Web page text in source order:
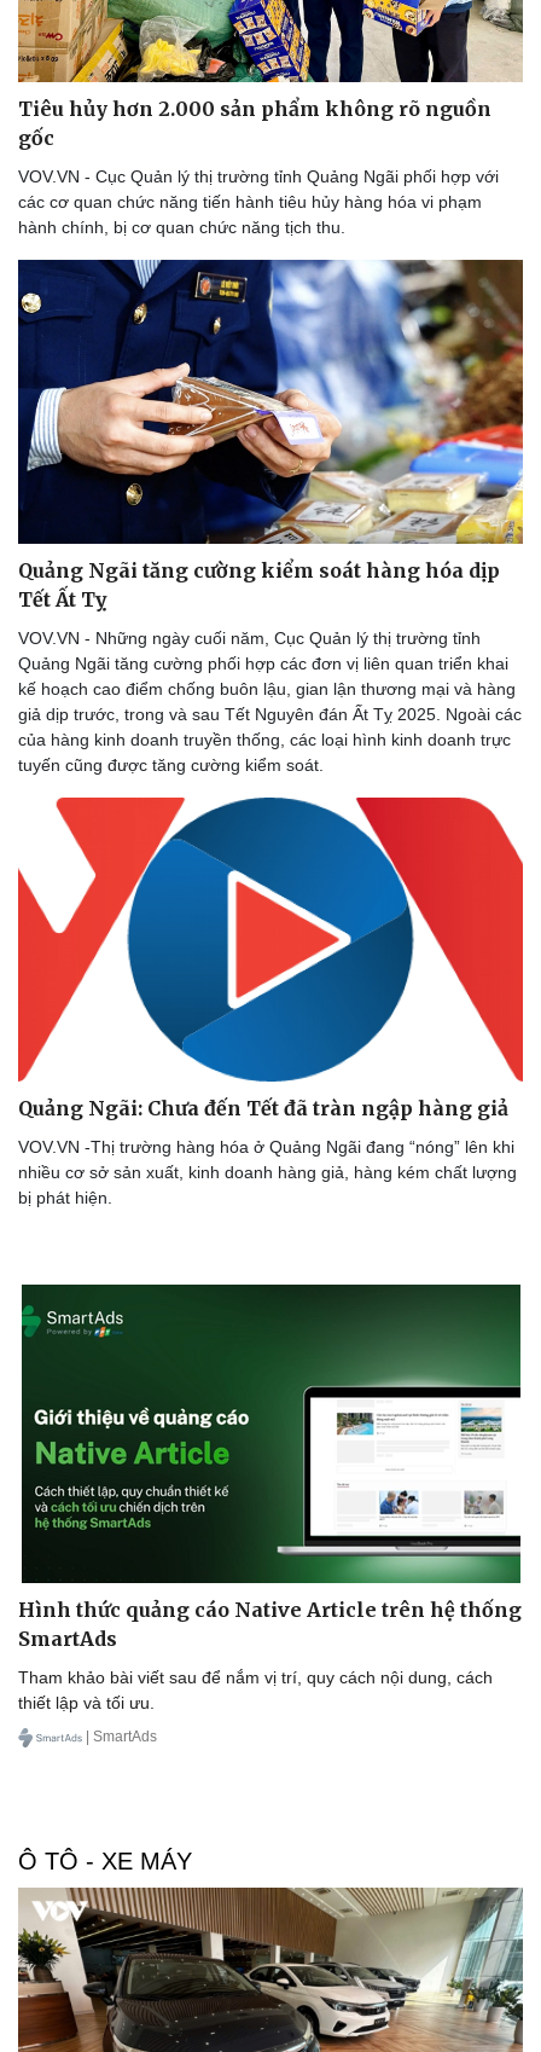
Thể thao
Bóng đá
Thế giới thể thao
eSports
Hậu trường
Ô tô - Xe máy
Tư vấn
Doanh nghiệp
Vì cộng đồng
Tiêu hủy hơn 2.000 sản phẩm không rõ nguồn
gốc
VOV.VN - Cục Quản lý thị trường tỉnh Quảng Ngãi phối hợp với
các cơ quan chức năng tiến hành tiêu hủy hàng hóa vi phạm
hành chính, bị cơ quan chức năng tịch thu.
Quảng Ngãi tăng cường kiểm soát hàng hóa dịp
Tết Ất Tỵ
VOV.VN - Những ngày cuối năm, Cục Quản lý thị trường tỉnh
Quảng Ngãi tăng cường phối hợp các đơn vị liên quan triển khai
kế hoạch cao điểm chống buôn lậu, gian lận thương mại và hàng
giả dịp trước, trong và sau Tết Nguyên đán Ất Tỵ 2025. Ngoài các
của hàng kinh doanh truyền thống, các loại hình kinh doanh trực
tuyến cũng được tăng cường kiểm soát.
Quảng Ngãi: Chưa đến Tết đã tràn ngập hàng giả
VOV.VN -Thị trường hàng hóa ở Quảng Ngãi đang “nóng” lên khi
nhiều cơ sở sản xuất, kinh doanh hàng giả, hàng kém chất lượng
bị phát hiện.
Hình thức quảng cáo Native Article trên hệ thống
SmartAds
Tham khảo bài viết sau để nắm vị trí, quy cách nội dung, cách
thiết lập và tối ưu.
| SmartAds
Ô TÔ - XE MÁY